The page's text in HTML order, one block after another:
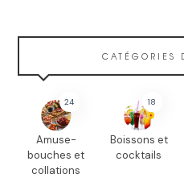
CATÉGORIES
24
Amuse-
bouches et
collations
18
Boissons et
cocktails